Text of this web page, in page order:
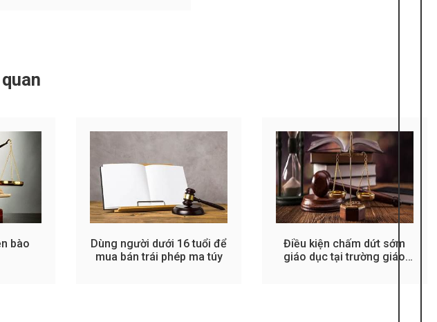
bào
Dùng người dưới 16 tuổi để
mua bán trái phép ma túy
Điều kiện chấm dứt sớm
giáo dục tại trường giáo